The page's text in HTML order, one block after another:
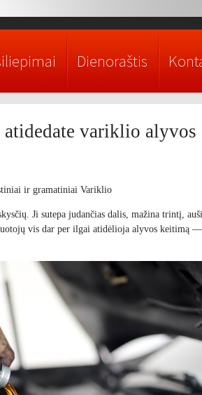
Dienoraštis
variklio alyvos
ir gramatiniai Variklio
Ji sutepa judančias dalis, mažina trintį,
vis dar per ilgai atidėlioja alyvos keitimą